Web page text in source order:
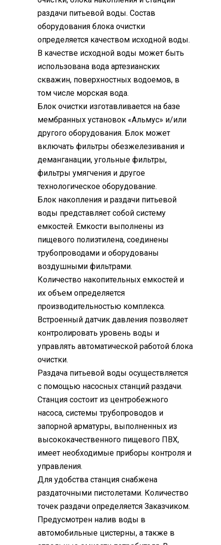
раздачи питьевой воды. Состав
оборудования блока очистки
определяется качеством исходной воды.
В качестве исходной воды может быть
использована вода артезианских
скважин, поверхностных водоемов, в
том числе морская вода.
Блок очистки изготавливается на базе
мембранных установок «Альмус» и/или
другого оборудования. Блок может
включать фильтры обезжелезивания и
деманганации, угольные фильтры,
фильтры умягчения и другое
технологическое оборудование.
Блок накопления и раздачи питьевой
воды представляет собой систему
емкостей. Емкости выполнены из
пищевого полиэтилена, соединены
трубопроводами и оборудованы
воздушными фильтрами.
Количество накопительных емкостей и
их объем определяется
производительностью комплекса.
Встроенный датчик давления позволяет
контролировать уровень воды и
управлять автоматической работой блока
очистки.
Раздача питьевой воды осуществляется
с помощью насосных станций раздачи.
Станция состоит из центробежного
насоса, системы трубопроводов и
запорной арматуры, выполненных из
высококачественного пищевого ПВХ,
имеет необходимые приборы контроля и
управления.
Для удобства станция снабжена
раздаточными пистолетами. Количество
точек раздачи определяется Заказчиком.
Предусмотрен налив воды в
автомобильные цистерны, а также в